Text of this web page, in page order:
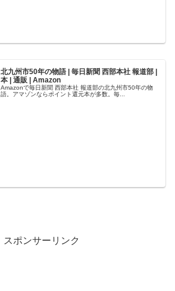
北九州市50年の物語 | 毎日新聞 西部本社 報道部 |
本 | 通販 | Amazon
Amazonで毎日新聞 西部本社 報道部の北九州市50年の物
語。アマゾンならポイント還元本が多数。毎...
スポンサーリンク